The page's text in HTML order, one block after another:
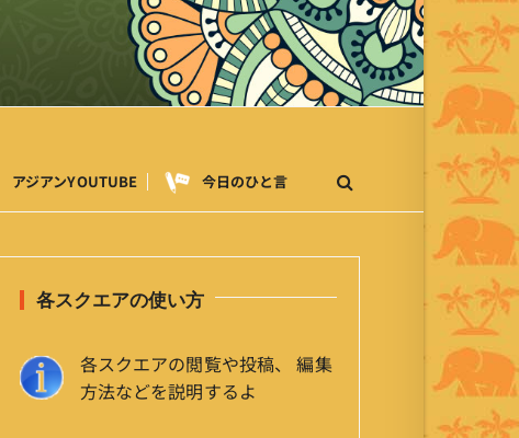
アジアンYOUTUBE 今日のひと言
各スクエアの使い方
各スクエアの閲覧や投稿、 編集
方法などを説明するよ